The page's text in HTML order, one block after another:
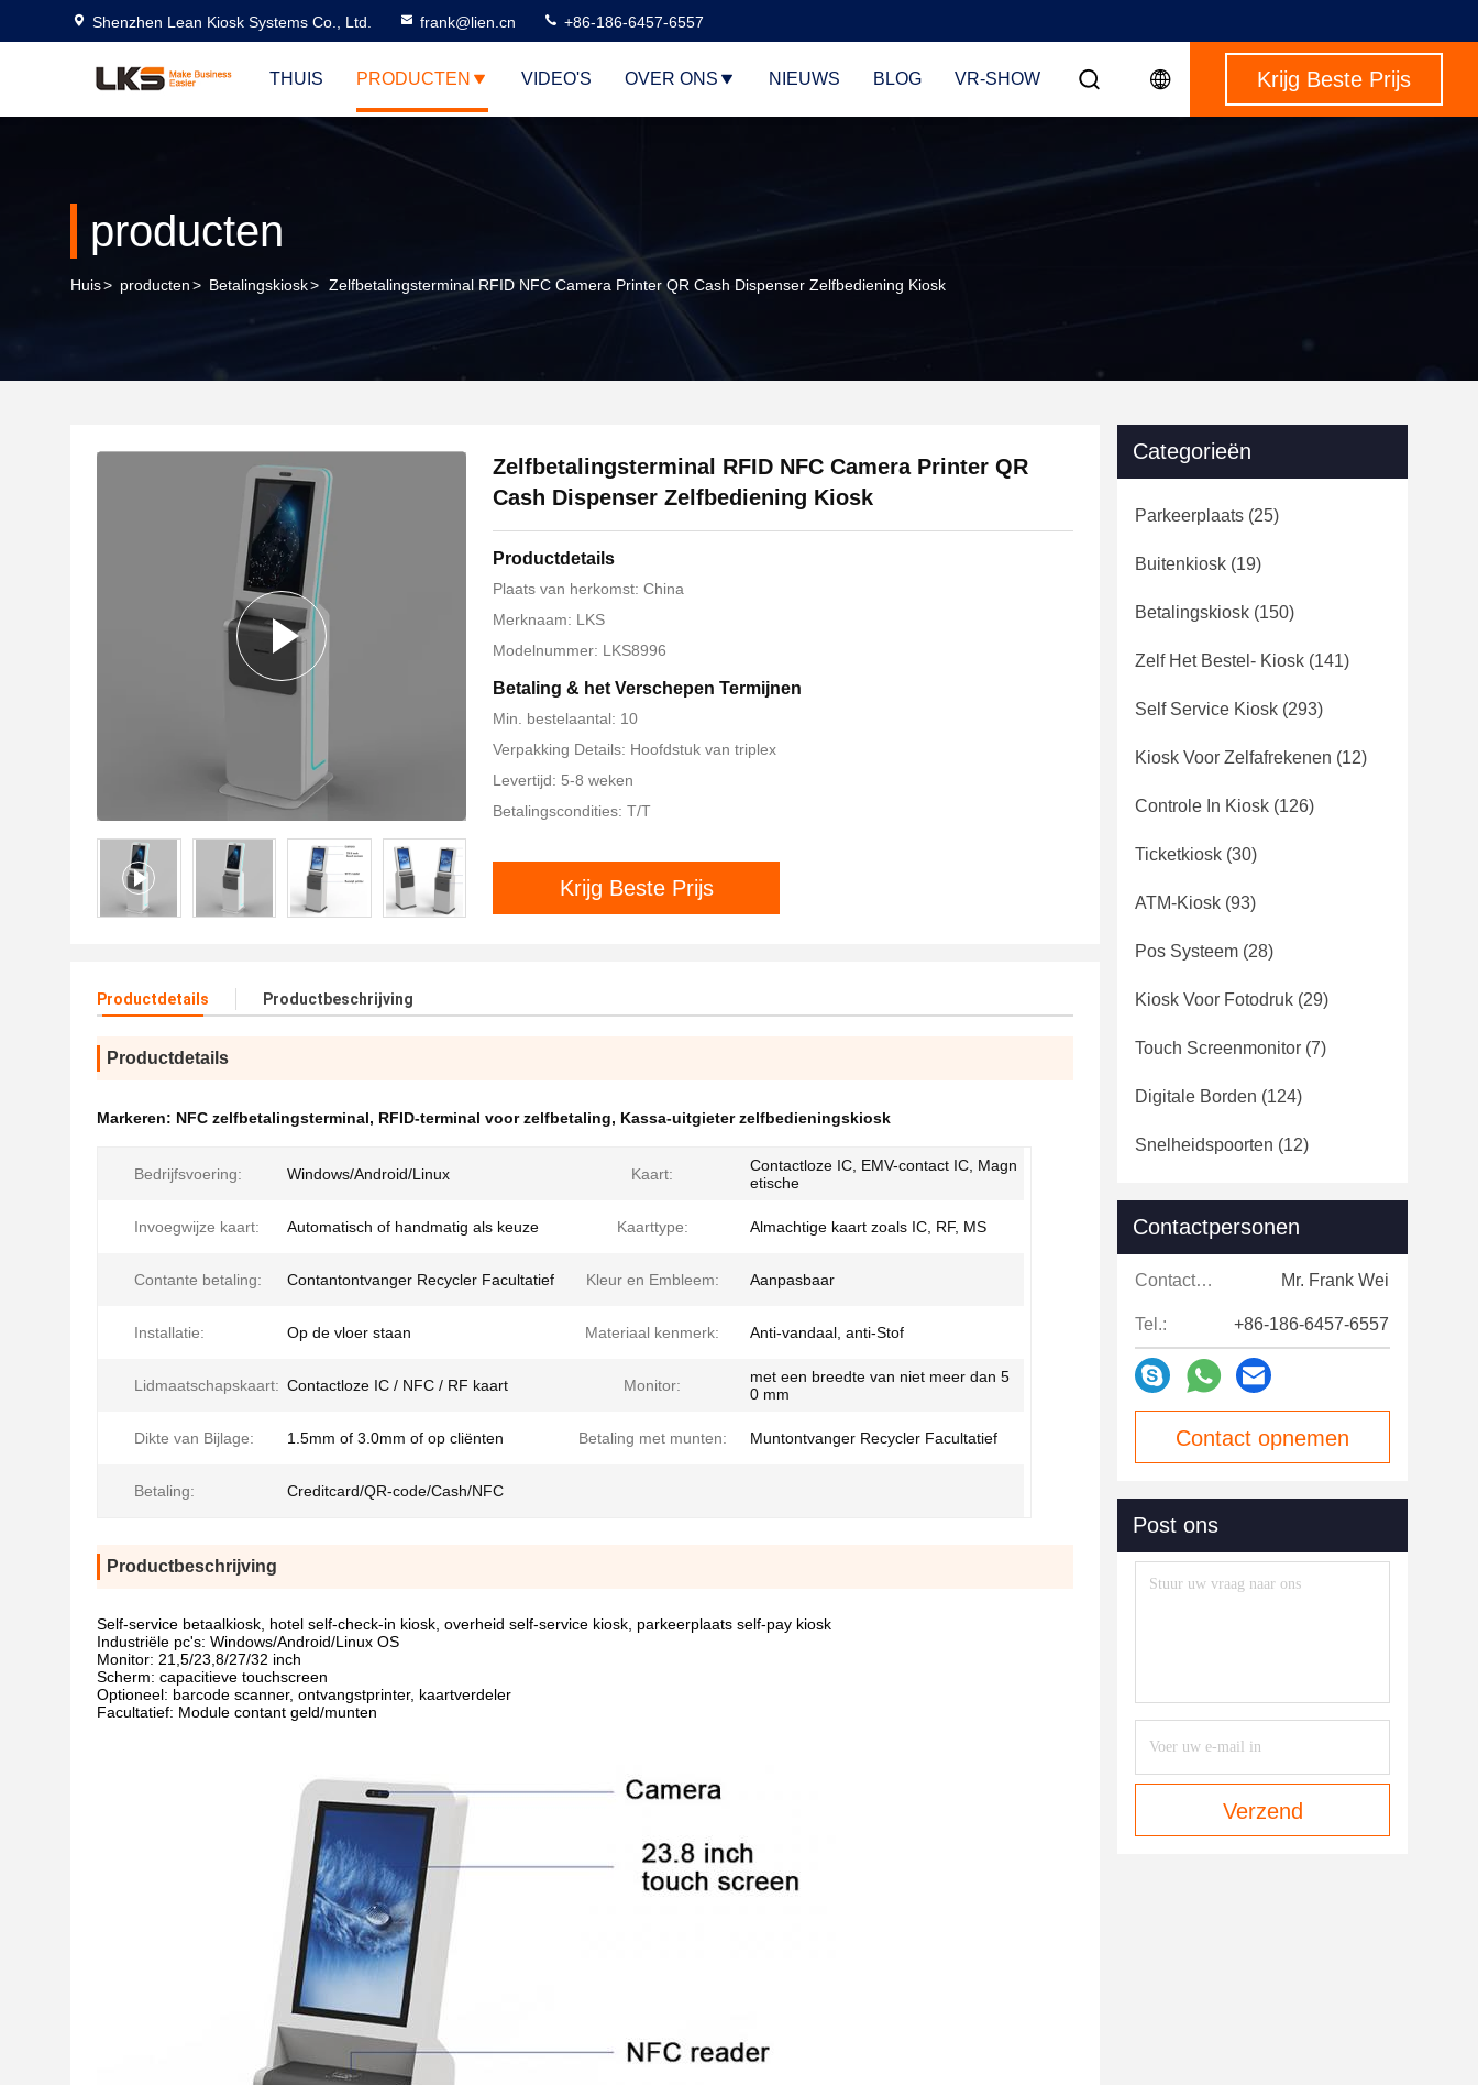
Shenzhen Lean Kiosk Systems Co., Ltd. frank@lien.cn +86-186-6457-6557
THUIS PRODUCTEN VIDEO'S OVER ONS NIEUWS BLOG VR-SHOW Krijg Beste Prijs
producten
Huis> producten> Betalingskiosk> Zelfbetalingsterminal RFID NFC Camera Printer QR Cash Dispenser Zelfbediening Kiosk
Zelfbetalingsterminal RFID NFC Camera Printer QR
Cash Dispenser Zelfbediening Kiosk
Productdetails
Plaats van herkomst: China
Merknaam: LKS
Modelnummer: LKS8996
Betaling & het Verschepen Termijnen
Min. bestelaantal: 10
Verpakking Details: Hoofdstuk van triplex
Levertijd: 5-8 weken
Betalingscondities: T/T
Krijg Beste Prijs
Productdetails Productbeschrijving
Productdetails
Markeren: NFC zelfbetalingsterminal, RFID-terminal voor zelfbetaling, Kassa-uitgieter zelfbedieningskiosk
Bedrijfsvoering: Windows/Android/Linux Kaart:
Contactloze IC, EMV-contact IC, Magn
etische
Invoegwijze kaart: Automatisch of handmatig als keuze Kaarttype: Almachtige kaart zoals IC, RF, MS
Contante betaling: Contantontvanger Recycler Facultatief Kleur en Embleem: Aanpasbaar
Installatie: Op de vloer staan Materiaal kenmerk: Anti-vandaal, anti-Stof
Lidmaatschapskaart: Contactloze IC / NFC / RF kaart Monitor:
met een breedte van niet meer dan 5
0 mm
Dikte van Bijlage: 1.5mm of 3.0mm of op cliënten Betaling met munten: Muntontvanger Recycler Facultatief
Betaling: Creditcard/QR-code/Cash/NFC
Productbeschrijving
Self-service betaalkiosk, hotel self-check-in kiosk, overheid self-service kiosk, parkeerplaats self-pay kiosk
Industriële pc's: Windows/Android/Linux OS
Monitor: 21,5/23,8/27/32 inch
Scherm: capacitieve touchscreen
Optioneel: barcode scanner, ontvangstprinter, kaartverdeler
Facultatief: Module contant geld/munten
Categorieën
Parkeerplaats (25)
Buitenkiosk (19)
Betalingskiosk (150)
Zelf Het Bestel- Kiosk (141)
Self Service Kiosk (293)
Kiosk Voor Zelfafrekenen (12)
Controle In Kiosk (126)
Ticketkiosk (30)
ATM-Kiosk (93)
Pos Systeem (28)
Kiosk Voor Fotodruk (29)
Touch Screenmonitor (7)
Digitale Borden (124)
Snelheidspoorten (12)
Contactpersonen
Contactpersonen: Mr. Frank Wei
Tel.: +86-186-6457-6557
Contact opnemen
Post ons
Verzend